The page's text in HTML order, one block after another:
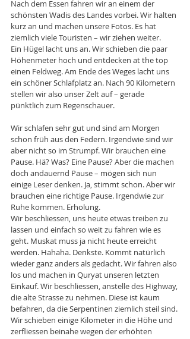
Nach dem Essen fahren wir an einem der
schönsten Wadis des Landes vorbei. Wir halten
kurz an und machen unsere Fotos. Es hat
ziemlich viele Touristen – wir ziehen weiter.
Ein Hügel lacht uns an. Wir schieben die paar
Höhenmeter hoch und entdecken at the top
einen Feldweg. Am Ende des Weges lacht uns
ein schöner Schlafplatz an. Nach 90 Kilometern
stellen wir also unser Zelt auf – gerade
pünktlich zum Regenschauer.
Wir schlafen sehr gut und sind am Morgen
schon früh aus den Federn. Irgendwie sind wir
aber nicht so im Strumpf. Wir brauchen eine
Pause. Hä? Was? Eine Pause? Aber die machen
doch andauernd Pause – mögen sich nun
einige Leser denken. Ja, stimmt schon. Aber wir
brauchen eine richtige Pause. Irgendwie zur
Ruhe kommen. Erholung.
Wir beschliessen, uns heute etwas treiben zu
lassen und einfach so weit zu fahren wie es
geht. Muskat muss ja nicht heute erreicht
werden. Hahaha. Denkste. Kommt natürlich
wieder ganz anders als gedacht. Wir fahren also
los und machen in Quryat unseren letzten
Einkauf. Wir beschliessen, anstelle des Highway,
die alte Strasse zu nehmen. Diese ist kaum
befahren, da die Serpentinen ziemlich steil sind.
Wir schieben einige Kilometer in die Höhe und
zerfliessen beinahe wegen der erhöhten